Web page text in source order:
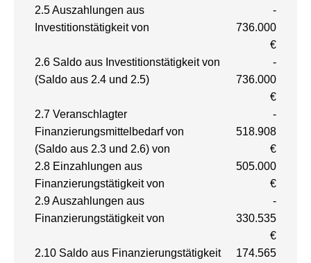
2.5 Auszahlungen aus
Investitionstätigkeit von
-
736.000
€
2.6 Saldo aus Investitionstätigkeit von
(Saldo aus 2.4 und 2.5)
-
736.000
€
2.7 Veranschlagter
Finanzierungsmittelbedarf von
(Saldo aus 2.3 und 2.6) von
-
518.908
€
2.8 Einzahlungen aus
Finanzierungstätigkeit von
505.000
€
2.9 Auszahlungen aus
Finanzierungstätigkeit von
-
330.535
€
2.10 Saldo aus Finanzierungstätigkeit
174.565